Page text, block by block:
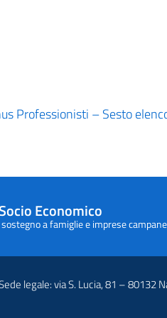
Professionisti – Sesto
Economico
a famiglie e imprese campane
legale: via S. Lucia, 81 – 80132